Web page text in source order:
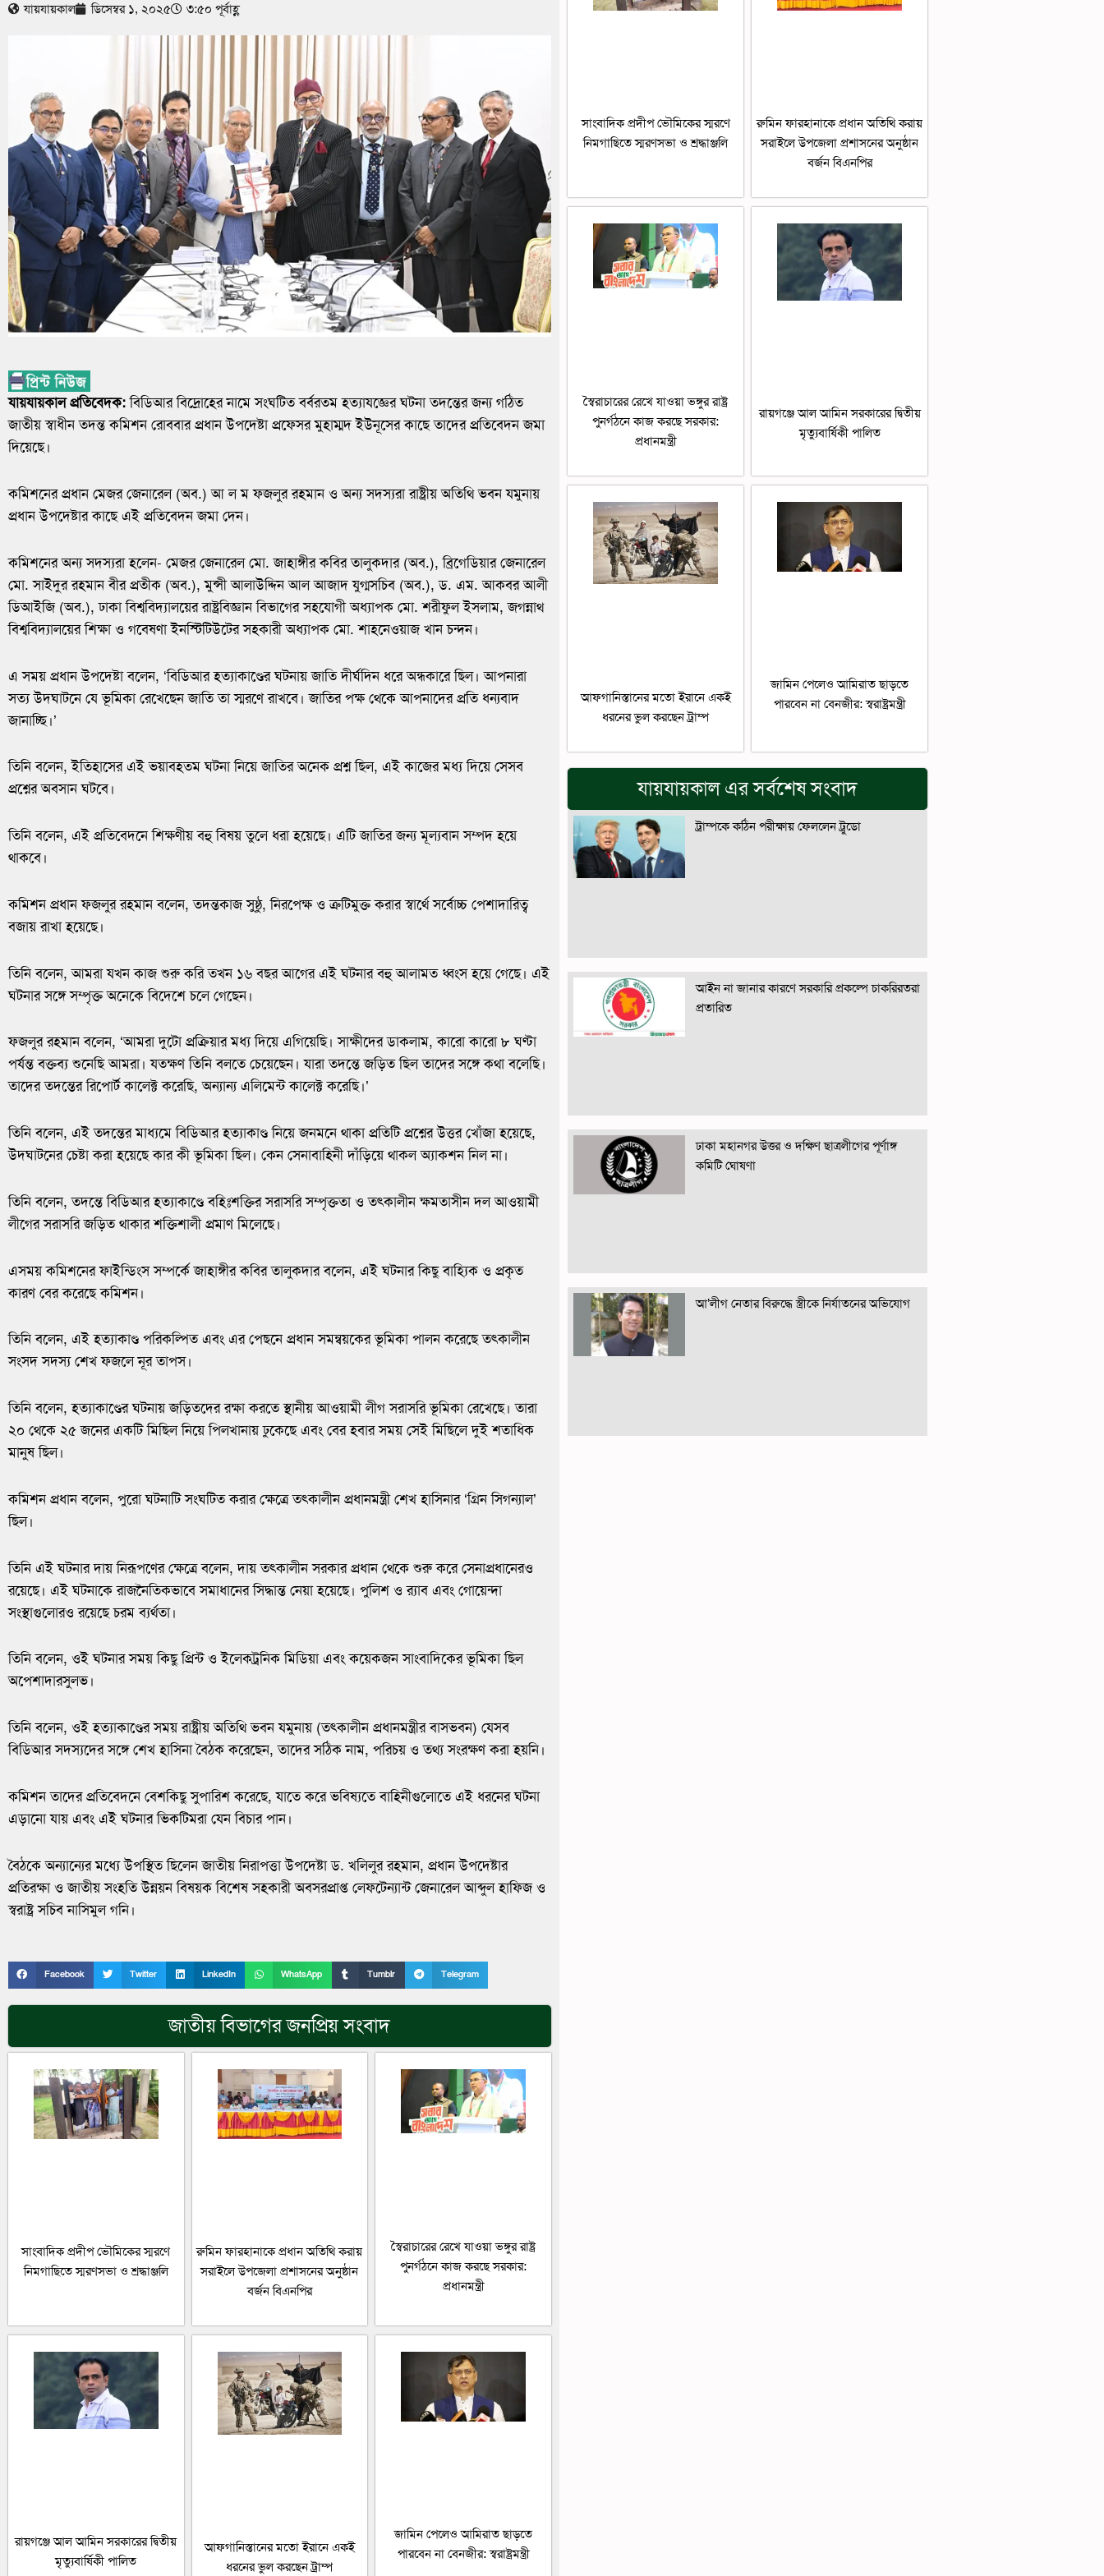
যায়যায়কাল ডিসেম্বর ১, ২০২৫ ৩:৫০ পূর্বাহ্ণ
যায়যায়কাল প্রতিবেদক:বিডিআর বিদ্রোহের নামে সংঘটিত বর্বরতম হত্যাযজ্ঞের ঘটনা তদন্তের জন্য গঠিত
জাতীয় স্বাধীন তদন্ত কমিশন রোববার প্রধান উপদেষ্টা প্রফেসর মুহাম্মদ ইউনূসের কাছে তাদের প্রতিবেদন জমা
দিয়েছে।
কমিশনের প্রধান মেজর জেনারেল (অব.) আ ল ম ফজলুর রহমান ও অন্য সদস্যরা রাষ্ট্রীয় অতিথি ভবন যমুনায়
প্রধান উপদেষ্টার কাছে এই প্রতিবেদন জমা দেন।
কমিশনের অন্য সদস্যরা হলেন- মেজর জেনারেল মো. জাহাঙ্গীর কবির তালুকদার (অব.), ব্রিগেডিয়ার জেনারেল
মো. সাইদুর রহমান বীর প্রতীক (অব.), মুন্সী আলাউদ্দিন আল আজাদ যুগ্মসচিব (অব.), ড. এম. আকবর আলী
ডিআইজি (অব.), ঢাকা বিশ্ববিদ্যালয়ের রাষ্ট্রবিজ্ঞান বিভাগের সহযোগী অধ্যাপক মো. শরীফুল ইসলাম, জগন্নাথ
বিশ্ববিদ্যালয়ের শিক্ষা ও গবেষণা ইনস্টিটিউটের সহকারী অধ্যাপক মো. শাহনেওয়াজ খান চন্দন।
এ সময় প্রধান উপদেষ্টা বলেন, ‘বিডিআর হত্যাকাণ্ডের ঘটনায় জাতি দীর্ঘদিন ধরে অন্ধকারে ছিল। আপনারা
সত্য উদ্ঘাটনে যে ভূমিকা রেখেছেন জাতি তা স্মরণে রাখবে। জাতির পক্ষ থেকে আপনাদের প্রতি ধন্যবাদ
জানাচ্ছি।’
তিনি বলেন, ইতিহাসের এই ভয়াবহতম ঘটনা নিয়ে জাতির অনেক প্রশ্ন ছিল, এই কাজের মধ্য দিয়ে সেসব
প্রশ্নের অবসান ঘটবে।
তিনি বলেন, এই প্রতিবেদনে শিক্ষণীয় বহু বিষয় তুলে ধরা হয়েছে। এটি জাতির জন্য মূল্যবান সম্পদ হয়ে
থাকবে।
কমিশন প্রধান ফজলুর রহমান বলেন, তদন্তকাজ সুষ্ঠু, নিরপেক্ষ ও ত্রুটিমুক্ত করার স্বার্থে সর্বোচ্চ পেশাদারিত্ব
বজায় রাখা হয়েছে।
তিনি বলেন, আমরা যখন কাজ শুরু করি তখন ১৬ বছর আগের এই ঘটনার বহু আলামত ধ্বংস হয়ে গেছে। এই
ঘটনার সঙ্গে সম্পৃক্ত অনেকে বিদেশে চলে গেছেন।
ফজলুর রহমান বলেন, ‘আমরা দুটো প্রক্রিয়ার মধ্য দিয়ে এগিয়েছি। সাক্ষীদের ডাকলাম, কারো কারো ৮ ঘণ্টা
পর্যন্ত বক্তব্য শুনেছি আমরা। যতক্ষণ তিনি বলতে চেয়েছেন। যারা তদন্তে জড়িত ছিল তাদের সঙ্গে কথা বলেছি।
তাদের তদন্তের রিপোর্ট কালেক্ট করেছি, অন্যান্য এলিমেন্ট কালেক্ট করেছি।’
তিনি বলেন, এই তদন্তের মাধ্যমে বিডিআর হত্যাকাণ্ড নিয়ে জনমনে থাকা প্রতিটি প্রশ্নের উত্তর খোঁজা হয়েছে,
উদ্ঘাটনের চেষ্টা করা হয়েছে কার কী ভূমিকা ছিল। কেন সেনাবাহিনী দাঁড়িয়ে থাকল অ্যাকশন নিল না।
তিনি বলেন, তদন্তে বিডিআর হত্যাকাণ্ডে বহিঃশক্তির সরাসরি সম্পৃক্ততা ও তৎকালীন ক্ষমতাসীন দল আওয়ামী
লীগের সরাসরি জড়িত থাকার শক্তিশালী প্রমাণ মিলেছে।
এসময় কমিশনের ফাইন্ডিংস সম্পর্কে জাহাঙ্গীর কবির তালুকদার বলেন, এই ঘটনার কিছু বাহ্যিক ও প্রকৃত
কারণ বের করেছে কমিশন।
তিনি বলেন, এই হত্যাকাণ্ড পরিকল্পিত এবং এর পেছনে প্রধান সমন্বয়কের ভূমিকা পালন করেছে তৎকালীন
সংসদ সদস্য শেখ ফজলে নূর তাপস।
তিনি বলেন, হত্যাকাণ্ডের ঘটনায় জড়িতদের রক্ষা করতে স্থানীয় আওয়ামী লীগ সরাসরি ভূমিকা রেখেছে। তারা
২০ থেকে ২৫ জনের একটি মিছিল নিয়ে পিলখানায় ঢুকেছে এবং বের হবার সময় সেই মিছিলে দুই শতাধিক
মানুষ ছিল।
কমিশন প্রধান বলেন, পুরো ঘটনাটি সংঘটিত করার ক্ষেত্রে তৎকালীন প্রধানমন্ত্রী শেখ হাসিনার ‘গ্রিন সিগন্যাল’
ছিল।
তিনি এই ঘটনার দায় নিরূপণের ক্ষেত্রে বলেন, দায় তৎকালীন সরকার প্রধান থেকে শুরু করে সেনাপ্রধানেরও
রয়েছে। এই ঘটনাকে রাজনৈতিকভাবে সমাধানের সিদ্ধান্ত নেয়া হয়েছে। পুলিশ ও র‌্যাব এবং গোয়েন্দা
সংস্থাগুলোরও রয়েছে চরম ব্যর্থতা।
তিনি বলেন, ওই ঘটনার সময় কিছু প্রিন্ট ও ইলেকট্রনিক মিডিয়া এবং কয়েকজন সাংবাদিকের ভূমিকা ছিল
অপেশাদারসুলভ।
তিনি বলেন, ওই হত্যাকাণ্ডের সময় রাষ্ট্রীয় অতিথি ভবন যমুনায় (তৎকালীন প্রধানমন্ত্রীর বাসভবন) যেসব
বিডিআর সদস্যদের সঙ্গে শেখ হাসিনা বৈঠক করেছেন, তাদের সঠিক নাম, পরিচয় ও তথ্য সংরক্ষণ করা হয়নি।
কমিশন তাদের প্রতিবেদনে বেশকিছু সুপারিশ করেছে, যাতে করে ভবিষ্যতে বাহিনীগুলোতে এই ধরনের ঘটনা
এড়ানো যায় এবং এই ঘটনার ভিকটিমরা যেন বিচার পান।
বৈঠকে অন্যান্যের মধ্যে উপস্থিত ছিলেন জাতীয় নিরাপত্তা উপদেষ্টা ড. খলিলুর রহমান, প্রধান উপদেষ্টার
প্রতিরক্ষা ও জাতীয় সংহতি উন্নয়ন বিষয়ক বিশেষ সহকারী অবসরপ্রাপ্ত লেফটেন্যান্ট জেনারেল আব্দুল হাফিজ ও
স্বরাষ্ট্র সচিব নাসিমুল গনি।
Facebook Twitter LinkedIn WhatsApp Tumblr Telegram
জাতীয়বিভাগের জনপ্রিয় সংবাদ
সাংবাদিক প্রদীপ ভৌমিকের স্মরণে
নিমগাছিতে স্মরণসভা ও শ্রদ্ধাঞ্জলি
রুমিন ফারহানাকে প্রধান অতিথি করায়
সরাইলে উপজেলা প্রশাসনের অনুষ্ঠান
বর্জন বিএনপির
স্বৈরাচারের রেখে যাওয়া ভঙ্গুর রাষ্ট্র
পুনর্গঠনে কাজ করছে সরকার:
প্রধানমন্ত্রী
রায়গঞ্জে আল আমিন সরকারের দ্বিতীয়
মৃত্যুবার্ষিকী পালিত
আফগানিস্তানের মতো ইরানে একই
ধরনের ভুল করছেন ট্রাম্প
জামিন পেলেও আমিরাত ছাড়তে
পারবেন না বেনজীর: স্বরাষ্ট্রমন্ত্রী
সাংবাদিক প্রদীপ ভৌমিকের স্মরণে
নিমগাছিতে স্মরণসভা ও শ্রদ্ধাঞ্জলি
রুমিন ফারহানাকে প্রধান অতিথি করায়
সরাইলে উপজেলা প্রশাসনের অনুষ্ঠান
বর্জন বিএনপির
স্বৈরাচারের রেখে যাওয়া ভঙ্গুর রাষ্ট্র
পুনর্গঠনে কাজ করছে সরকার:
প্রধানমন্ত্রী
রায়গঞ্জে আল আমিন সরকারের দ্বিতীয়
মৃত্যুবার্ষিকী পালিত
আফগানিস্তানের মতো ইরানে একই
ধরনের ভুল করছেন ট্রাম্প
জামিন পেলেও আমিরাত ছাড়তে
পারবেন না বেনজীর: স্বরাষ্ট্রমন্ত্রী
যায়যায়কাল এর সর্বশেষ সংবাদ
ট্রাম্পকে কঠিন পরীক্ষায় ফেললেন ট্রুডো
আইন না জানার কারণে সরকারি প্রকল্পে চাকরিরতরা
প্রতারিত
ঢাকা মহানগর উত্তর ও দক্ষিণ ছাত্রলীগের পূর্ণাঙ্গ
কমিটি ঘোষণা
আ’লীগ নেতার বিরুদ্ধে স্ত্রীকে নির্যাতনের অভিযোগ